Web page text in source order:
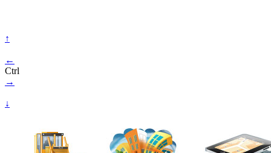
↑
←
Ctrl
→
↓